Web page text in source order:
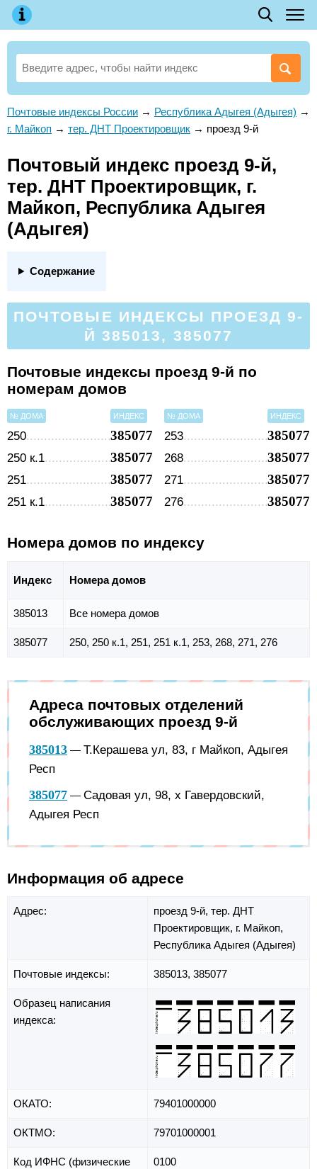
Почтовые индексы России → Республика Адыгея (Адыгея) →
г. Майкоп → тер. ДНТ Проектировщик → проезд 9-й
Почтовый индекс проезд 9-й,
тер. ДНТ Проектировщик, г.
Майкоп, Республика Адыгея
(Адыгея)
Содержание
ПОЧТОВЫЕ ИНДЕКСЫ ПРОЕЗД 9-
Й 385013, 385077
Почтовые индексы проезд 9-й по
номерам домов
№ ДОМА ИНДЕКС
250 385077
250 к.1 385077
251 385077
251 к.1 385077
№ ДОМА ИНДЕКС
253 385077
268 385077
271 385077
276 385077
Номера домов по индексу
Индекс Номера домов
385013 Все номера домов
385077 250, 250 к.1, 251, 251 к.1, 253, 268, 271, 276
Адреса почтовых отделений
обслуживающих проезд 9-й
385013 — Т.Керашева ул, 83, г Майкоп, Адыгея
Респ
385077 — Садовая ул, 98, х Гавердовский,
Адыгея Респ
Информация об адресе
Адрес: проезд 9-й, тер. ДНТ
Проектировщик, г. Майкоп,
Республика Адыгея (Адыгея)
Почтовые индексы: 385013, 385077
Образец написания
индекса:
ОКАТО: 79401000000
ОКТМО: 79701000001
Код ИФНС (физические
0100